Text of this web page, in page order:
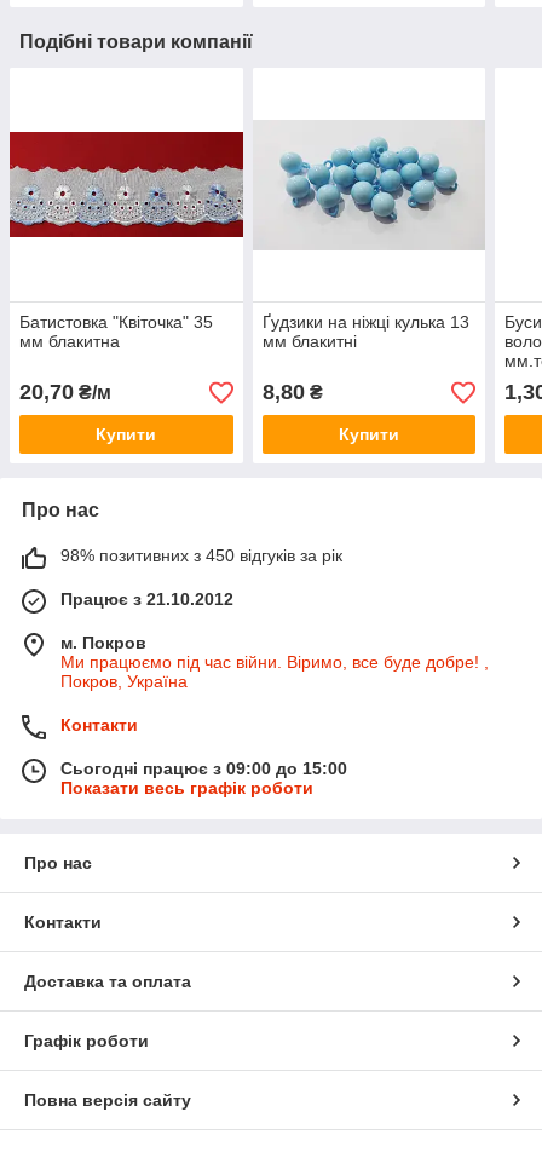
Подібні товари компанії
Батистовка "Квіточка" 35
мм блакитна
20,70 ₴/м
Купити
Ґудзики на ніжці кулька 13
мм блакитні
8,80₴
Купити
Про нас
98% позитивних з 450 відгуків за рік
Працює з 21.10.2012
м. Покров
Ми працюємо під час війни. Віримо, все буде добре! ,
Покров, Україна
Контакти
Сьогодні працює з 09:00 до 15:00
Показати весь графік роботи
Про нас
Контакти
Доставка та оплата
Графік роботи
Повна версія сайту